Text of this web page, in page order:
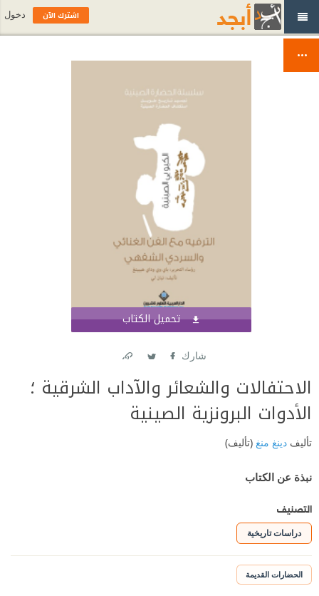
تحميل الكتاب
شارك
الاحتفالات والشعائر والآداب الشرقية ؛
الأدوات البرونزية الصينية
تأليف دينغ منغ (تأليف)
نبذة عن الكتاب
التصنيف
دراسات تاريخية
الحضارات القديمة
اشترك الآن دخول